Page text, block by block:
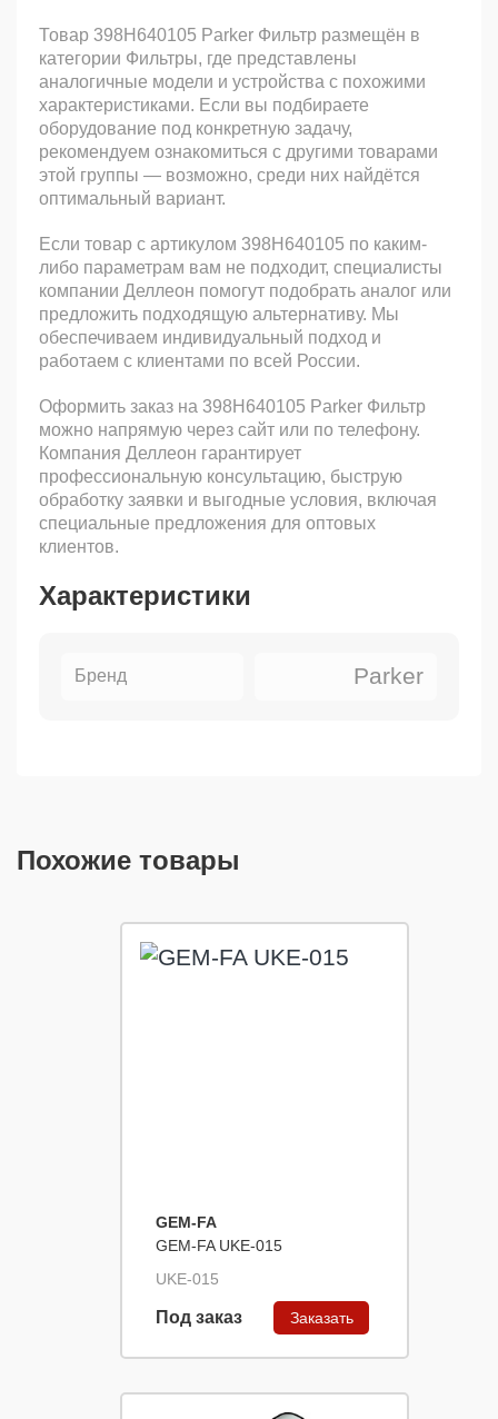
Товар 398H640105 Parker Фильтр размещён в
категории Фильтры, где представлены
аналогичные модели и устройства с похожими
характеристиками. Если вы подбираете
оборудование под конкретную задачу,
рекомендуем ознакомиться с другими товарами
этой группы — возможно, среди них найдётся
оптимальный вариант.
Если товар с артикулом 398H640105 по каким-
либо параметрам вам не подходит, специалисты
компании Деллеон помогут подобрать аналог или
предложить подходящую альтернативу. Мы
обеспечиваем индивидуальный подход и
работаем с клиентами по всей России.
Оформить заказ на 398H640105 Parker Фильтр
можно напрямую через сайт или по телефону.
Компания Деллеон гарантирует
профессиональную консультацию, быструю
обработку заявки и выгодные условия, включая
специальные предложения для оптовых
клиентов.
Характеристики
Бренд Parker
Похожие товары
GEM-FA
GEM-FA UKE-015
UKE-015
Под заказ Заказать